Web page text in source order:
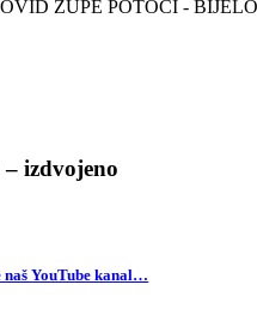
ŽUPE POTOCI -
– izdvojeno
naš YouTube kanal…